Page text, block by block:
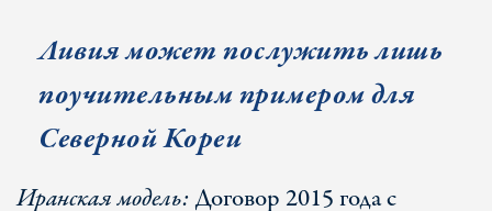
Ливия может послужить лишь
поучительным примером для
Северной Кореи
Иранская модель:Договор 2015 года с